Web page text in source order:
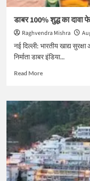
कुंवारी
ये
शहज़ादियाँ
डाबर 100% शुद्ध का दावा
Raghvendra Mishra
नई दिल्ली: भारतीय खाद्य
निर्माता डाबर इंडिया...
Read MoreRead
डाबर
दावा
फेल,
FSSAI
ने
कई